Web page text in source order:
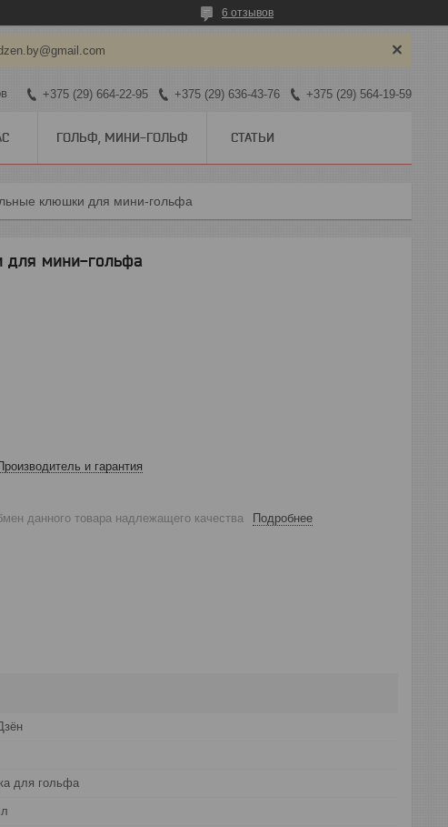
6 отзывов
+375 (29) 664-22-95 +375 (29) 636-43-76 +375 (29) 564-19-59
ГОЛЬФ, МИНИ-ГОЛЬФ СТАТЬИ
клюшки для мини-гольфа
для мини-гольфа
и гарантия
данного товара надлежащего качества Подробнее
для гольфа